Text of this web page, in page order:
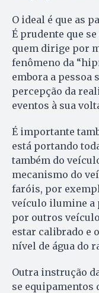
O ideal é que as
É prudente que
quem dirige por
fenômeno da
embora a pessoa
percepção da
eventos à sua
É importante
está portando
também do
mecanismo do
faróis, por
veículo ilumine a
por outros
estar calibrado e
nível de água do
Outra instrução
se equipamentos